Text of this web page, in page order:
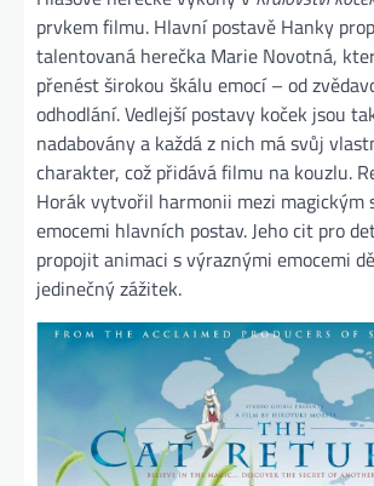
prvkem filmu. Hlavní postavě Hanky
talentovaná herečka Marie Novotná,
přenést širokou škálu emocí – od
odhodlání. Vedlejší postavy koček jsou
nadabovány a každá z nich má svůj
charakter, což přidává filmu na kouzlu.
Horák vytvořil harmonii mezi magickým
emocemi hlavních postav. Jeho cit pro
propojit animaci s výraznými emocemi
jedinečný zážitek.